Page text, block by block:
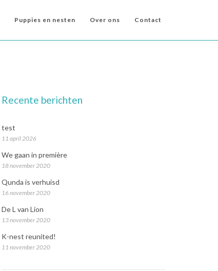
Puppies en nesten Over ons Contact
Recente berichten
test
11 april 2026
We gaan in première
18 november 2020
Qunda is verhuisd
16 november 2020
De L van Lion
13 november 2020
K-nest reunited!
11 november 2020